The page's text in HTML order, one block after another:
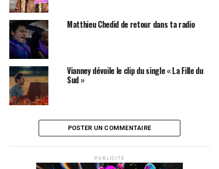
Matthieu Chedid de retour dans ta radio
Vianney dévoile le clip du single « La Fille du
Sud »
POSTER UN COMMENTAIRE
PUBLICITÉ